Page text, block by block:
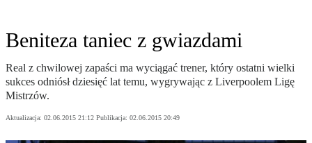
Beniteza taniec z gwiazdami
Real z chwilowej zapaści ma wyciągać trener, który ostatni wielki
sukces odniósł dziesięć lat temu, wygrywając z Liverpoolem Ligę
Mistrzów.
Aktualizacja: 02.06.2015 21:12 Publikacja: 02.06.2015 20:49